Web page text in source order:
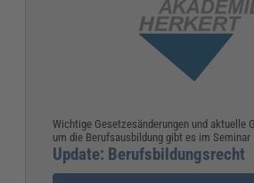
Wichtige Gesetzesänderungen und aktuelle
um die Berufsausbildung gibt es im Seminar
Update: Berufsbildungsrecht